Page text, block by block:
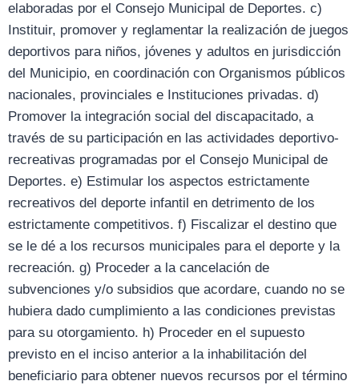
elaboradas por el Consejo Municipal de Deportes. c)
Instituir, promover y reglamentar la realización de juegos
deportivos para niños, jóvenes y adultos en jurisdicción
del Municipio, en coordinación con Organismos públicos
nacionales, provinciales e Instituciones privadas. d)
Promover la integración social del discapacitado, a
través de su participación en las actividades deportivo-
recreativas programadas por el Consejo Municipal de
Deportes. e) Estimular los aspectos estrictamente
recreativos del deporte infantil en detrimento de los
estrictamente competitivos. f) Fiscalizar el destino que
se le dé a los recursos municipales para el deporte y la
recreación. g) Proceder a la cancelación de
subvenciones y/o subsidios que acordare, cuando no se
hubiera dado cumplimiento a las condiciones previstas
para su otorgamiento. h) Proceder en el supuesto
previsto en el inciso anterior a la inhabilitación del
beneficiario para obtener nuevos recursos por el término